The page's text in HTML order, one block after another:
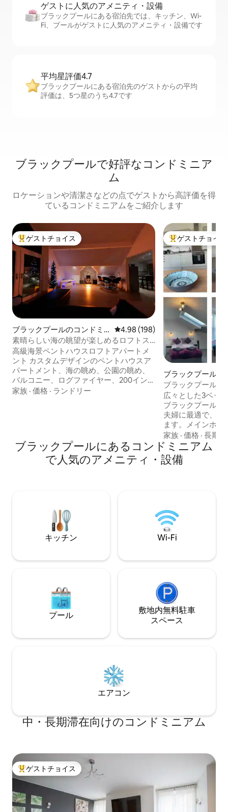
ゲストに人⁠気⁠のア⁠メ⁠ニ⁠テ⁠ィ・設⁠備
ブラックプールにある宿泊先では、キッチン、Wi-
Fi、プールがゲストに人気のアメニティ・設備です
平均星評価4.7
ブラックプールにある宿泊先のゲストからの平均
評価は、5つ星のうち4.7です
ブラックプールで好評なコンドミニア
ム
ロケーションや清潔さなどの点でゲストから高評価を得
ているコンドミニアムをご紹介します
大好評のゲストチョイスです。
ゲストチョイス
ブラックプールのコンドミ
ニアム
レビュー198件、5つ星中4.98つ
4.98 (198)
素晴らしい海の眺望が楽しめるロフトス
タイルのペントハウスアパート
高級海景ペントハウスロフトアパートメ
ント カスタムデザインのペントハウスア
パートメント、海の眺め、公園の眺め、
バルコニー、ログファイヤー、200インチ
の映画館。 ブラックプールのプレミアム
スパシャワー付きバスルーム。 フルサラ
ウンドサウンド200インチシネマ体験。
本物のログファイヤーと木の床がユニー
クなロフト体験を提供します。 無制限の
家族 · 価格 · ランドリー
大好評のゲスト
ゲストチョイス
ブラックプールの
ニアム
ブラックプール中
アパート
広々とした3ベッ
ブラックプールを
夫婦に最適で、6
ます。メインホス
ばなりません。パ
楽は禁止です。 ブラックプールが提供す
るすべてのものに
な立地です。海辺
部まで徒歩6分で
には階段があり、
ていることにご留
家族 ·価格 ·長期
ブラックプールにあるコンドミニアム
で人気のアメニティ・設備
キッチン Wi-Fi
プール
敷地内無料駐⁠車
ス⁠ペ⁠ー⁠ス
エアコン
中・長期滞在向けのコンドミニアム
大好評のゲストチョイスです。
ゲストチョイス